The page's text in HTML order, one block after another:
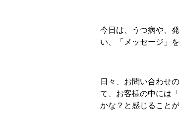
今日は、うつ病や、
い、「メッセージ」
日々、お問い合わせ
て、お客様の中には
かな？と感じることが